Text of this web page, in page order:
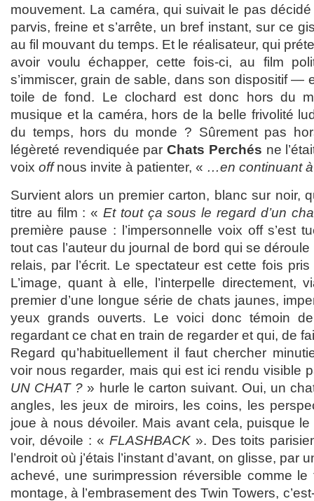
mouvement. La caméra, qui suivait le pas
parvis, freine et s’arrête, un bref instant, sur ce
au fil mouvant du temps. Et le réalisateur, qui
avoir voulu échapper, cette fois-ci, au film
s’immiscer, grain de sable, dans son dispositif —
toile de fond. Le clochard est donc hors du
musique et la caméra, hors de la belle frivolité
du temps, hors du monde ? Sûrement pas
légèreté revendiquée parChats Perchés ne
voix offnous invite à patienter, « …en continuant à
Survient alors un premier carton, blanc sur noir,
titre au film : «Et tout ça sous le regard d’un
première pause : l’impersonnelle voix off s’est
tout cas l’auteur du journal de bord qui se
relais, par l’écrit. Le spectateur est cette fois
L’image, quant à elle, l’interpelle directement,
premier d’une longue série de chats jaunes,
yeux grands ouverts. Le voici donc témoin
regardant ce chat en train de regarder et qui, de
Regard qu’habituellement il faut chercher
voir nous regarder, mais qui est ici rendu visible
UN CHAT ? » hurle le carton suivant. Oui, un
angles, les jeux de miroirs, les coins, les
joue à nous dévoiler. Mais avant cela, puisque
voir, dévoile : « FLASHBACK ». Des toits
l’endroit où j’étais l’instant d’avant, on glisse,
achevé, une surimpression réversible comme
montage, à l’embrasement des Twin Towers,